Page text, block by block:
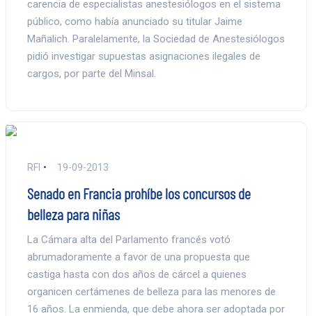
carencia de especialistas anestesiólogos en el sistema
público, como había anunciado su titular Jaime
Mañalich. Paralelamente, la Sociedad de Anestesiólogos
pidió investigar supuestas asignaciones ilegales de
cargos, por parte del Minsal.
RFI 19-09-2013
Senado en Francia prohíbe los concursos de
belleza para niñas
La Cámara alta del Parlamento francés votó
abrumadoramente a favor de una propuesta que
castiga hasta con dos años de cárcel a quienes
organicen certámenes de belleza para las menores de
16 años. La enmienda, que debe ahora ser adoptada por